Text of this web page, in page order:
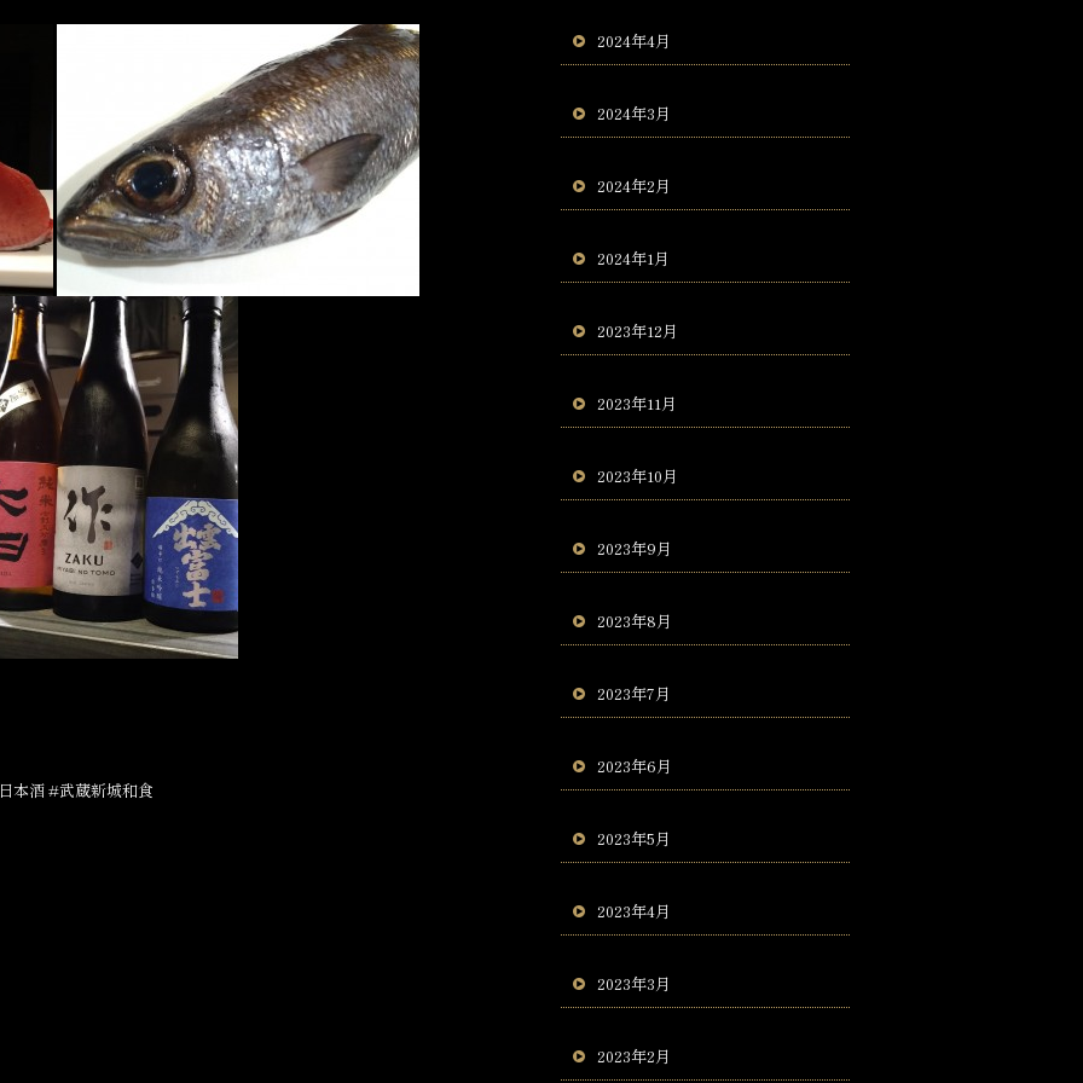
本酒 #武蔵新城和食
2024年4月
2024年3月
2024年2月
2024年1月
2023年12月
2023年11月
2023年10月
2023年9月
2023年8月
2023年7月
2023年6月
2023年5月
2023年4月
2023年3月
2023年2月